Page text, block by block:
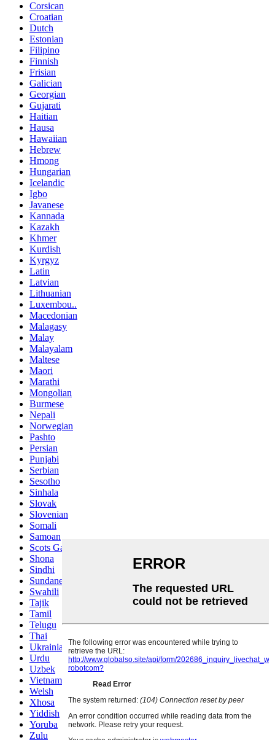
Corsican
Croatian
Dutch
Estonian
Filipino
Finnish
Frisian
Galician
Georgian
Gujarati
Haitian
Hausa
Hawaiian
Hebrew
Hmong
Hungarian
Icelandic
Igbo
Javanese
Kannada
Kazakh
Khmer
Kurdish
Kyrgyz
Latin
Latvian
Lithuanian
Luxembou..
Macedonian
Malagasy
Malay
Malayalam
Maltese
Maori
Marathi
Mongolian
Burmese
Nepali
Norwegian
Pashto
Persian
Punjabi
Serbian
Sesotho
Sinhala
Slovak
Slovenian
Somali
Samoan
Scots Gaelic
Shona
Sindhi
Sundanese
Swahili
Tajik
Tamil
Telugu
Thai
Ukrainian
Urdu
Uzbek
Vietnamese
Welsh
Xhosa
Yiddish
Yoruba
Zulu